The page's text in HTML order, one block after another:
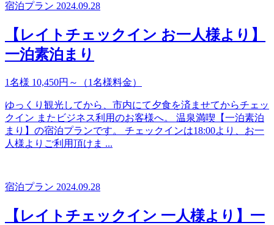
宿泊プラン 2024.09.28
【レイトチェックイン お一人様より】
一泊素泊まり
1名様 10,450円～（1名様料金）
ゆっくり観光してから、市内にて夕食を済ませてからチェッ
クイン またビジネス利用のお客様へ。 温泉満喫【一泊素泊
まり】の宿泊プランです。 チェックインは18:00より、お一
人様よりご利用頂けま ...
宿泊プラン 2024.09.28
【レイトチェックイン 一人様より】一